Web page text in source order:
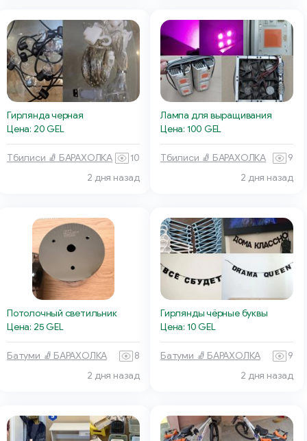
Гирлянда черная
Цена: 20 GEL
Тбилиси 🧦 БАРАХОЛКА
10
2 дня назад
Лампа для выращивания
Цена: 100 GEL
Тбилиси 🧦 БАРАХОЛКА
9
2 дня назад
Потолочный светильник
Цена: 25 GEL
Батуми 🧦 БАРАХОЛКА
8
2 дня назад
Гирлянды чёрные буквы
Цена: 10 GEL
Батуми 🧦 БАРАХОЛКА
9
2 дня назад